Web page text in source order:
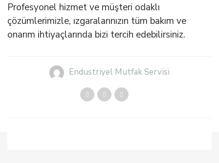
Profesyonel hizmet ve müşteri odaklı
çözümlerimizle, ızgaralarınızın tüm bakım ve
onarım ihtiyaçlarında bizi tercih edebilirsiniz.
Endustriyel Mutfak Servisi